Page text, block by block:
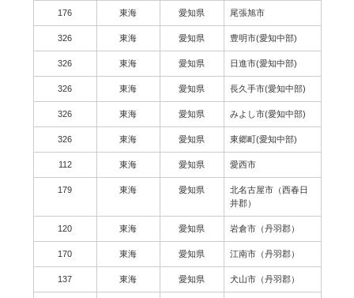
176 東海 愛知県 尾張旭市
326 東海 愛知県 豊明市(愛知中部)
326 東海 愛知県 日進市(愛知中部)
326 東海 愛知県 長久手市(愛知中部)
326 東海 愛知県 みよし市(愛知中部)
326 東海 愛知県 東郷町(愛知中部)
112 東海 愛知県 愛西市
179 東海 愛知県
北名古屋市（西春日
井郡）
120 東海 愛知県 岩倉市（丹羽郡）
170 東海 愛知県 江南市（丹羽郡）
137 東海 愛知県 犬山市（丹羽郡）